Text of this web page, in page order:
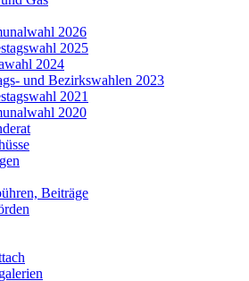
2026
2025
2024
und Bezirkswahlen 2023
2021
2020
Beiträge